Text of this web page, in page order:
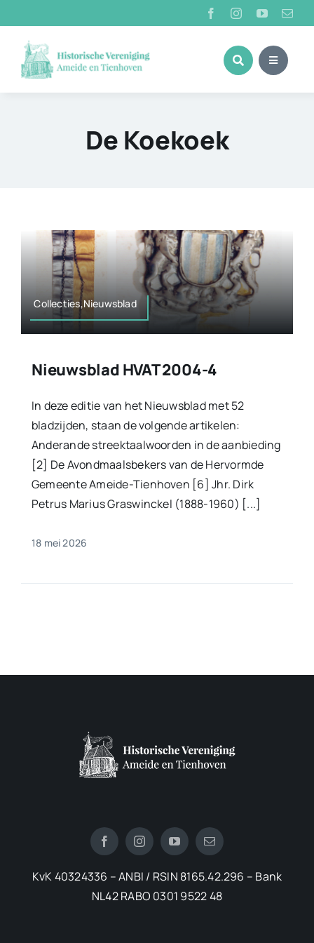
naar
inhoud
De Koekoek
Collecties,Nieuwsblad
Nieuwsblad HVAT 2004-4
In deze editie van het Nieuwsblad met 52
bladzijden, staan de volgende artikelen:
Anderande streektaalwoorden in de aanbieding
[2] De Avondmaalsbekers van de Hervormde
Gemeente Ameide-Tienhoven [6] Jhr. Dirk
Petrus Marius Graswinckel (1888-1960) [...]
18 mei 2026
KvK 40324336 – ANBI / RSIN 8165.42.296 – Bank
NL42 RABO 0301 9522 48